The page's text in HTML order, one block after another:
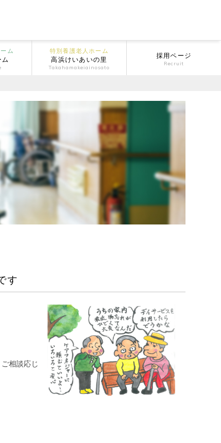
ム 特別養護老人ホーム
高浜けいあいの里
Takahamakeiainosato
採用ページ
Recruit
す
相談応じ